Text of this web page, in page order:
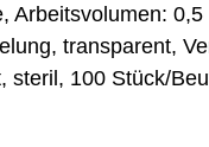
Arbeitsvolumen:
transparent,
steril, 100 Stück/